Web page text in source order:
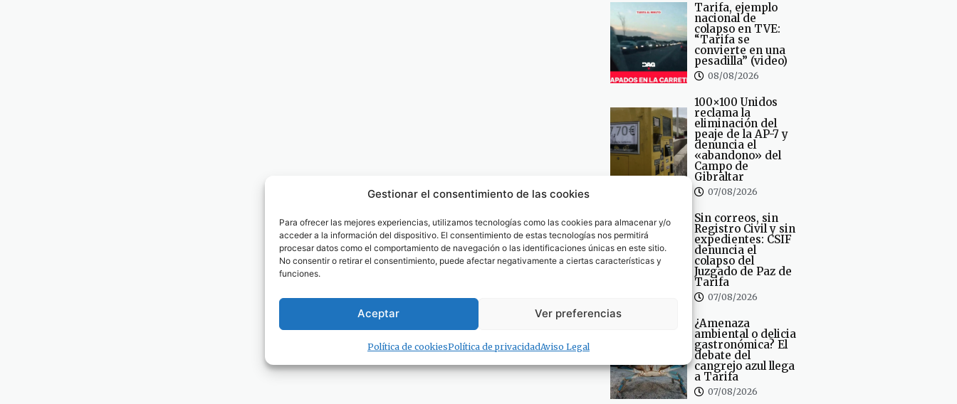
Gestionar el consentimiento de las cookies
Para ofrecer las mejores experiencias, utilizamos tecnologías como las cookies para almacenar y/o
acceder a la información del dispositivo. El consentimiento de estas tecnologías nos permitirá
procesar datos como el comportamiento de navegación o las identificaciones únicas en este sitio.
No consentir o retirar el consentimiento, puede afectar negativamente a ciertas características y
funciones.
Aceptar Ver preferencias
Política de cookiesPolítica de privacidadAviso Legal
Tarifa, ejemplo
nacional de
colapso en TVE:
“Tarifa se
convierte en una
pesadilla” (video)
08/08/2026
100×100 Unidos
reclama la
eliminación del
peaje de la AP-7 y
denuncia el
«abandono» del
Campo de
Gibraltar
07/08/2026
Sin correos, sin
Registro Civil y sin
expedientes: CSIF
denuncia el
colapso del
Juzgado de Paz de
Tarifa
07/08/2026
¿Amenaza
ambiental o delicia
gastronómica? El
debate del
cangrejo azul llega
a Tarifa
07/08/2026